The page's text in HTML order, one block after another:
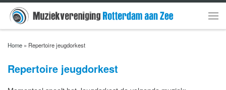
Skip to content
Home » Repertoire jeugdorkest
Repertoire jeugdorkest